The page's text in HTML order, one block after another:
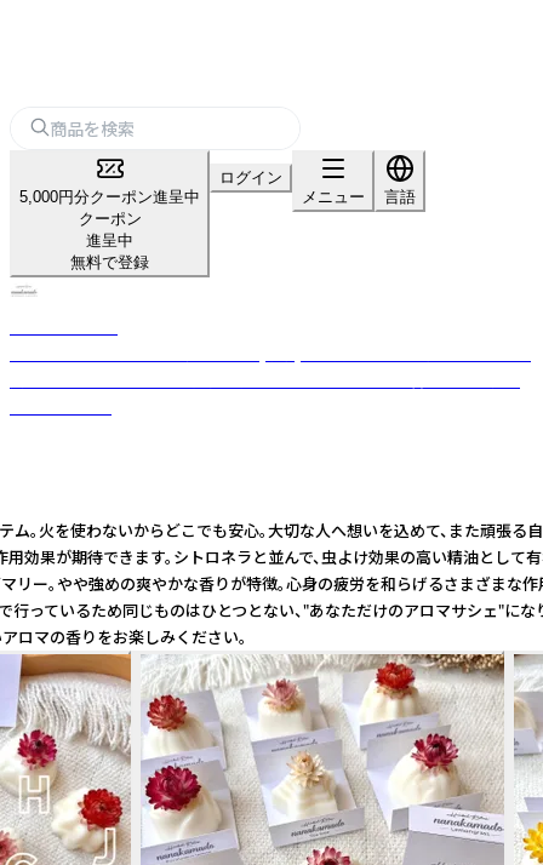
5,000円分クーポン進呈中
クーポン
進呈中
無料で登録
ログイン
メニュー
言語
使わないからどこでも安心。大切な人へ想いを込めて、また頑
期待できます。シトロネラと並んで、虫よけ効果の高い精油と
やや強めの爽やかな香りが特徴。心身の疲労を和らげるさまざ
るため同じものはひとつとない、"あなただけのアロマサシェ"に
ロマの香りをお楽しみください。